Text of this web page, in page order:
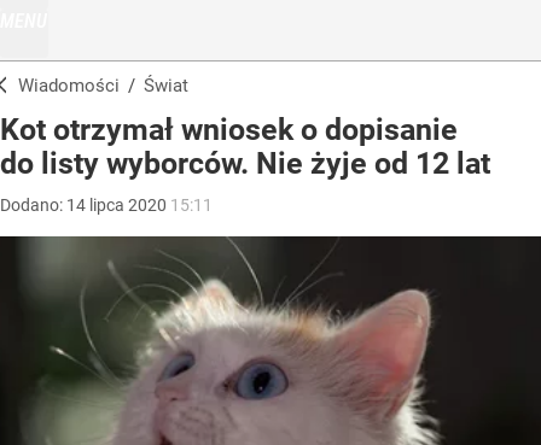
Wiadomości / Świat
Kot otrzymał wniosek o dopisanie
do listy wyborców. Nie żyje od 12 lat
Dodano: 14 lipca 2020 15:11